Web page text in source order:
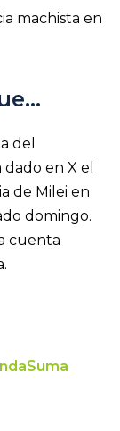
machista en
del
en X el
de Milei en
domingo.
cuenta